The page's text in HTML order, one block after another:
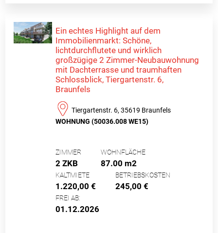
Ein echtes Highlight auf dem
Immobilienmarkt: Schöne,
lichtdurchflutete und wirklich
großzügige 2 Zimmer-Neubauwohnung
mit Dachterrasse und traumhaften
Schlossblick, Tiergartenstr. 6,
Braunfels
Tiergartenstr. 6, 35619 Braunfels
WOHNUNG (50036.008 WE15)
ZIMMER
2 ZKB
WOHNFLÄCHE
87.00 m2
KALTMIETE
1.220,00 €
BETRIEBSKOSTEN
245,00 €
FREI AB:
01.12.2026